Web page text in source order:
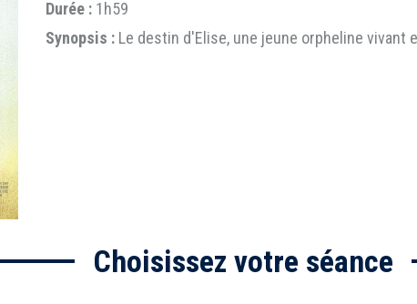
Durée : 1h59
Synopsis : Le destin d'Elise, une jeune orpheline vivant
Choisissez votre séance